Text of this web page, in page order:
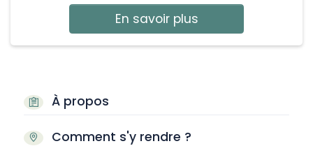
À propos
Comment s'y rendre ?
En savoir plus